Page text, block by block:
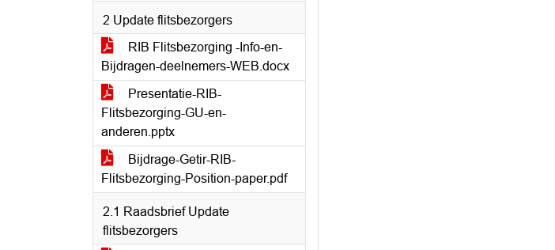
2 Update flitsbezorgers
RIB Flitsbezorging -Info-en-
Bijdragen-deelnemers-WEB.docx
Presentatie-RIB-
Flitsbezorging-GU-en-
anderen.pptx
Bijdrage-Getir-RIB-
Flitsbezorging-Position-paper.pdf
2.1 Raadsbrief Update
flitsbezorgers